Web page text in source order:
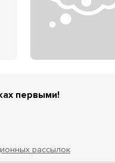
первыми!
рассылок